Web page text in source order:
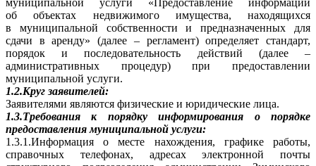
об объектах недвижимого имущества, находящихся
в муниципальной собственности и предназначенных для
сдачи в аренду» (далее – регламент) определяет стандарт,
порядок и последовательность действий (далее –
административных процедур) при предоставлении
муниципальной услуги.
1.2.Круг заявителей:
Заявителями являются физические и юридические лица.
1.3.Требования к порядку информирования о порядке
предоставления муниципальной услуги:
1.3.1.Информация о месте нахождения, графике работы,
справочных телефонах, адресах электронной почты